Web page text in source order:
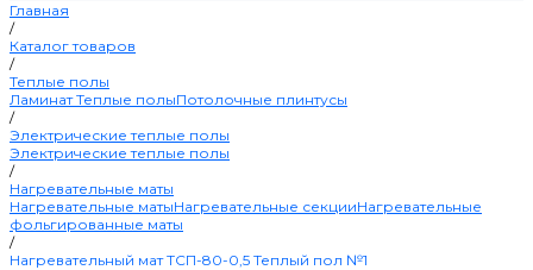
Главная
/
Каталог товаров
/
Теплые полы
ЛаминатТеплые полыПотолочные плинтусы
/
Электрические теплые полы
Электрические теплые полы
/
Нагревательные маты
Нагревательные матыНагревательные секцииНагревательные
фольгированные маты
/
Нагревательный мат ТСП-80-0,5 Теплый пол №1